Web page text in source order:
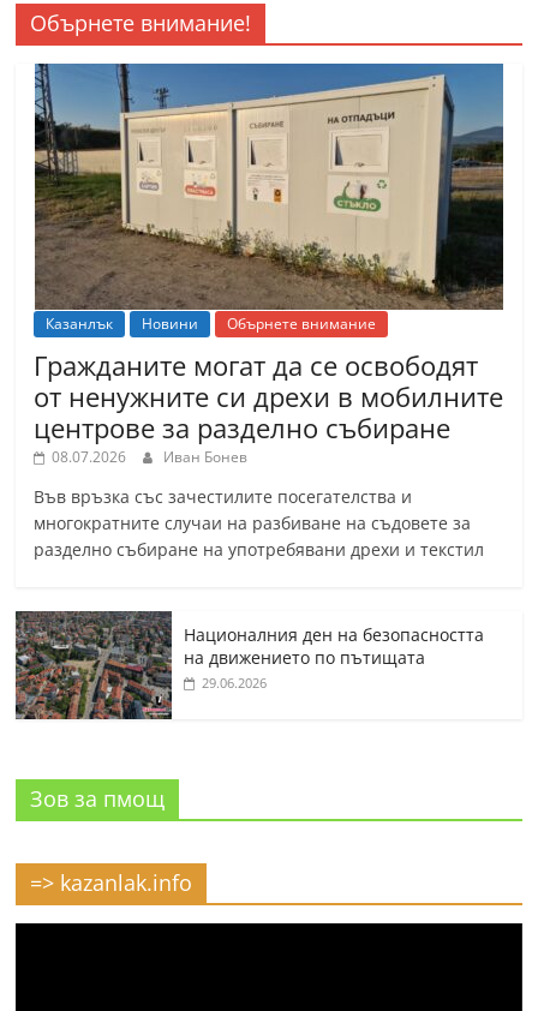
Обърнете внимание!
Казанлък Новини Обърнете внимание
Гражданите могат да се освободят
от ненужните си дрехи в мобилните
центрове за разделно събиране
08.07.2026 Иван Бонев
Във връзка със зачестилите посегателства и
многократните случаи на разбиване на съдовете за
разделно събиране на употребявани дрехи и текстил
Националния ден на безопасността
на движението по пътищата
29.06.2026
Зов за пмощ
=> kazanlak.info